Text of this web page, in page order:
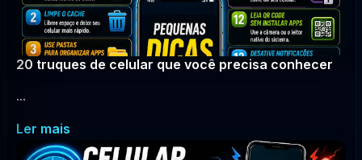
20 truques de celular que você precisa conhecer
...
Ler mais